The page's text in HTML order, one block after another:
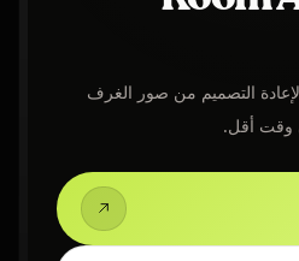
التصميم من صور الغرف
وقت أقل.